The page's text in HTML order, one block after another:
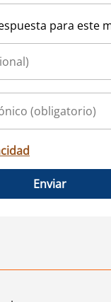
para este
Enviar